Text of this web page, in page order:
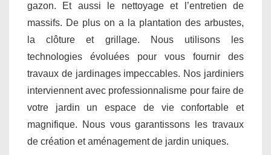
gazon. Et aussi le nettoyage et l’entretien de
massifs. De plus on a la plantation des arbustes,
la clôture et grillage. Nous utilisons les
technologies évoluées pour vous fournir des
travaux de jardinages impeccables. Nos jardiniers
interviennent avec professionnalisme pour faire de
votre jardin un espace de vie confortable et
magnifique. Nous vous garantissons les travaux
de création et aménagement de jardin uniques.